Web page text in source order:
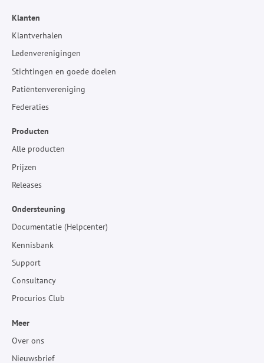
Klanten
Klantverhalen
Ledenverenigingen
Stichtingen en goede doelen
Patiëntenvereniging
Federaties
Producten
Alle producten
Prijzen
Releases
Ondersteuning
Documentatie (Helpcenter)
Kennisbank
Support
Consultancy
Procurios Club
Meer
Over ons
Nieuwsbrief